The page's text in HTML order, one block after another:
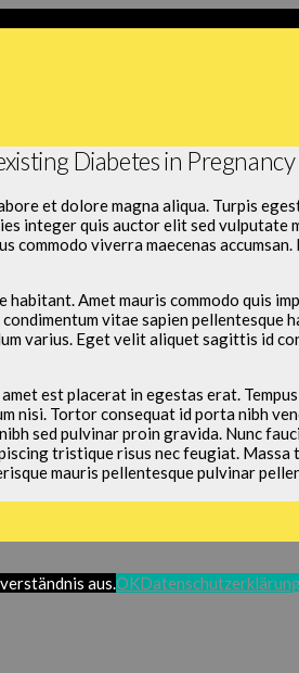
Diabetes in Pregnancy
et dolore magna aliqua. Turpis
integer quis auctor elit sed vulputate
commodo viverra maecenas
Amet mauris commodo quis
vitae sapien
varius. Eget velit aliquet sagittis id
est placerat in egestas erat.
nisi. Tortor consequat id porta nibh
sed pulvinar proin gravida. Nunc
tristique risus nec feugiat.
mauris pellentesque pulvinar
aus.OK